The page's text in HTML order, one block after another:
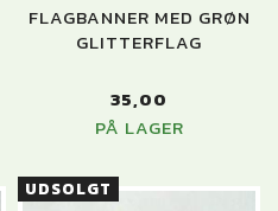
FLAGBANNER MED GRØN
GLITTERFLAG
35,00
PÅ LAGER
UDSOLGT